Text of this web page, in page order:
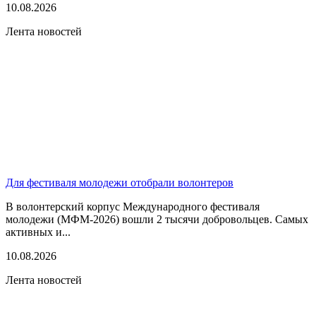
10.08.2026
Лента новостей
Для фестиваля молодежи отобрали волонтеров
В волонтерский корпус Международного фестиваля
молодежи (МФМ-2026) вошли 2 тысячи добровольцев. Самых
активных и...
10.08.2026
Лента новостей